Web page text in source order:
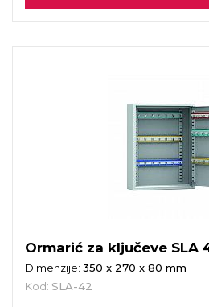
Ormarić za ključeve SLA
Dimenzije: 350 x 270 x 80 mm
Kod: SLA-42